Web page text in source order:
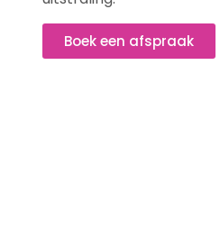
Boek een afspraak